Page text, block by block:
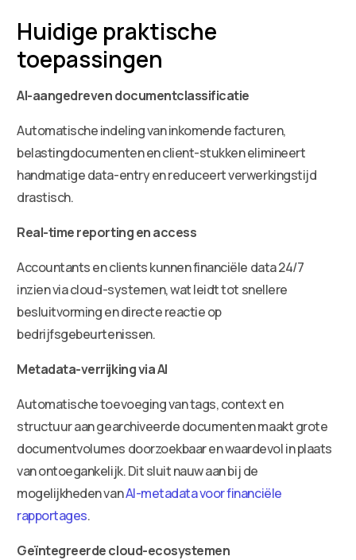
Huidige praktische
toepassingen
AI-aangedreven documentclassificatie
Automatische indeling van inkomende facturen,
belastingdocumenten en client-stukken elimineert
handmatige data-entry en reduceert verwerkingstijd
drastisch.
Real-time reporting en access
Accountants en clients kunnen financiële data 24/7
inzien via cloud-systemen, wat leidt tot snellere
besluitvorming en directe reactie op
bedrijfsgebeurtenissen.
Metadata-verrijking via AI
Automatische toevoeging van tags, context en
structuur aan gearchiveerde documenten maakt grote
documentvolumes doorzoekbaar en waardevol in plaats
van ontoegankelijk. Dit sluit nauw aan bij de
mogelijkheden vanAI-metadata voor financiële
rapportages.
Geïntegreerde cloud-ecosystemen